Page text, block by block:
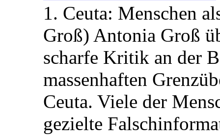
1. Ceuta: Menschen
Groß) Antonia Groß
scharfe Kritik an der
massenhaften
Ceuta. Viele der
gezielte